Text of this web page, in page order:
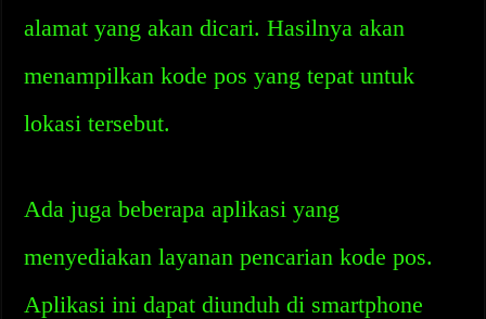
alamat yang akan dicari. Hasilnya akan
menampilkan kode pos yang tepat untuk
lokasi tersebut.
Ada juga beberapa aplikasi yang
menyediakan layanan pencarian kode pos.
Aplikasi ini dapat diunduh di smartphone